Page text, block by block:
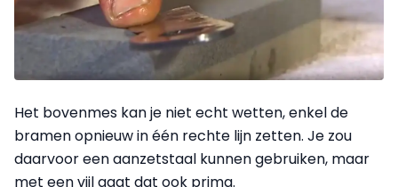
Het bovenmes kan je niet echt wetten, enkel de
bramen opnieuw in één rechte lijn zetten. Je zou
daarvoor een aanzetstaal kunnen gebruiken, maar
met een vijl gaat dat ook prima.